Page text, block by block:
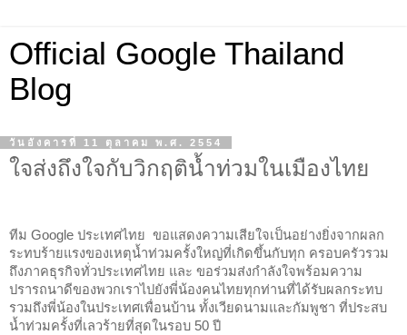
Official Google Thailand
Blog
วันอังคารที่ 11 ตุลาคม พ.ศ. 2554
ใจส่งถึงใจกับวิกฤติน้ำท่วมในเมืองไทย
ทีม Google ประเทศไทย  ขอแสดงความเสียใจเป็นอย่างยิ่งจากผลก
ระทบร้ายแรงของเหตุน้ำท่วมครั้งใหญ่ที่เกิดขึ้นกับทุก ครอบครัวรวม
ถึงภาคธุรกิจทั่วประเทศไทย และ ขอร่วมส่งกำลังใจพร้อมความ
ปรารถนาดีของพวกเราไปยังพี่น้องคนไทยทุกท่านที่ได้รับผลกระทบ
รวมถึงพี่น้องในประเทศเพื่อนบ้าน ทั้งเวียดนามและกัมพูชา ที่ประสบ
น้ำท่วมครั้งที่เลวร้ายที่สุดในรอบ 50 ปี